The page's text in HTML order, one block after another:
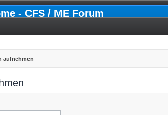
- CFS / ME Forum
aufnehmen